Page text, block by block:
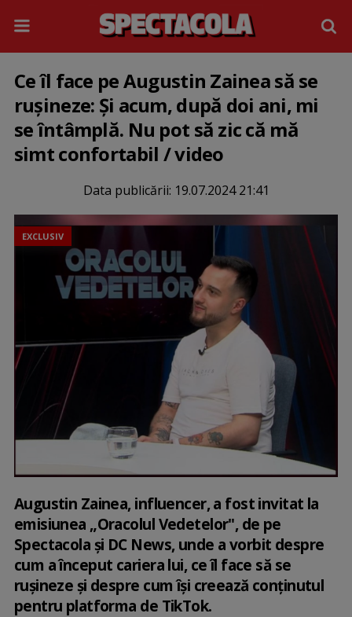
Ce îl face pe Augustin Zainea să se
rușineze: Și acum, după doi ani, mi
se întâmplă. Nu pot să zic că mă
simt confortabil / video
Data publicării: 19.07.2024 21:41
EXCLUSIV
Augustin Zainea, influencer, a fost invitat la
emisiunea „Oracolul Vedetelor", de pe
Spectacola și DC News, unde a vorbit despre
cum a început cariera lui, ce îl face să se
rușineze și despre cum își creează conținutul
pentru platforma de TikTok.